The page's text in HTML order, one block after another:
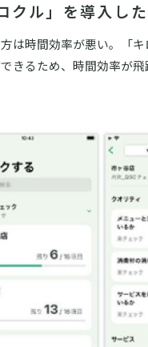
ル」を導入した
は時間効率が悪い。「
きるため、時間効率が飛